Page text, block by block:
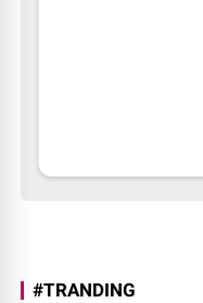
#TRANDING